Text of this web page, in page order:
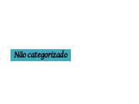
Não categorizado